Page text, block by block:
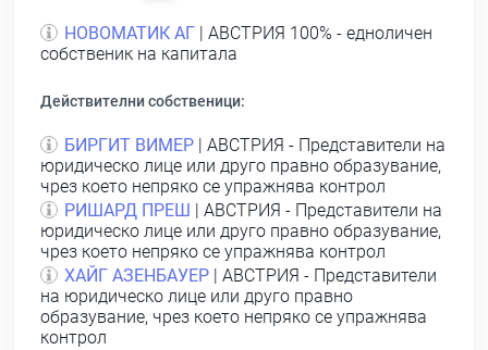
НОВОМАТИК АГ | АВСТРИЯ 100% - едноличен
собственик на капитала
Действителни собственици:
БИРГИТ ВИМЕР | АВСТРИЯ - Представители на
юридическо лице или друго правно образувание,
чрез което непряко се упражнява контрол
РИШАРД ПРЕШ
| АВСТРИЯ - Представители на
юридическо лице или друго правно образувание,
чрез което непряко се упражнява контрол
ХАЙГ АЗЕНБАУЕР | АВСТРИЯ - Представители
на юридическо лице или друго правно
образувание, чрез което непряко се упражнява
контрол